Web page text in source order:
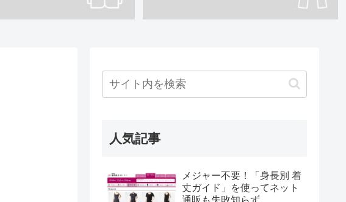
人気記事
メジャー不要！「身長別 着
丈ガイド」を使ってネット
通販も失敗知らず